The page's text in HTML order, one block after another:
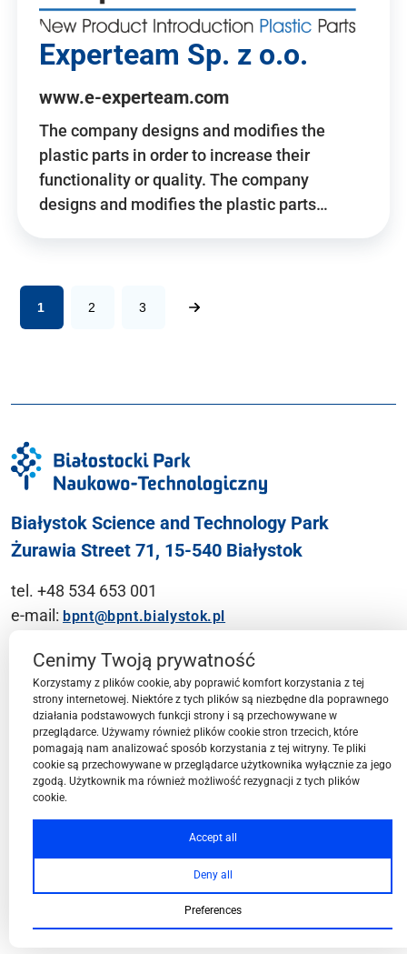
Experteam Sp. z o.o.
www.e-experteam.com
The company designs and modifies the
plastic parts in order to increase their
functionality or quality. The company
designs and modifies the plastic parts…
1 2 3
Białystok Science and Technology Park
Żurawia Street 71, 15-540 Białystok
tel. +48 534 653 001
e-mail: bpnt@bpnt.bialystok.pl
Contact
BPN-T Area
BPN-T Offer
Cenimy Twoją prywatność
Korzystamy z plików cookie, aby poprawić komfort korzystania z tej
strony internetowej. Niektóre z tych plików są niezbędne dla poprawnego
działania podstawowych funkcji strony i są przechowywane w
przeglądarce. Używamy również plików cookie stron trzecich, które
pomagają nam analizować sposób korzystania z tej witryny. Te pliki
cookie są przechowywane w przeglądarce użytkownika wyłącznie za jego
zgodą. Użytkownik ma również możliwość rezygnacji z tych plików
cookie.
Accept all
Deny all
Preferences